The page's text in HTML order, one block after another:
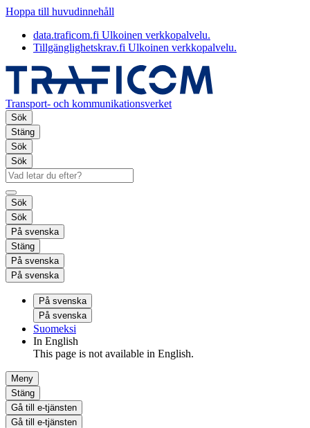
Hoppa till huvudinnehåll
data.traficom.fi Ulkoinen verkkopalvelu.
Tillgänglighetskrav.fi Ulkoinen verkkopalvelu.
Transport- och kommunikationsverket
Sök
Stäng
Sök
Sök
Sök
Sök
På svenska
Stäng
På svenska
På svenska
På svenska
På svenska
Suomeksi
In English
This page is not available in English.
Meny
Stäng
Gå till e-tjänsten
Gå till e-tjänsten